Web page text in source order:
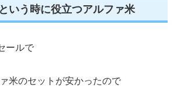
いう時に役立つアルファ米
ールで
米のセットが安かったので